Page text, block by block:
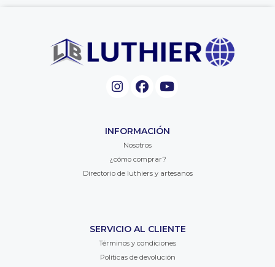
INFORMACIÓN
Nosotros
¿cómo comprar?
Directorio de luthiers y artesanos
SERVICIO AL CLIENTE
Términos y condiciones
Políticas de devolución